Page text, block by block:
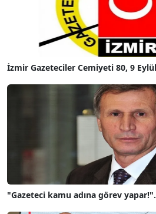
İzmir Gazeteciler Cemiyeti 80, 9 Eylül
"Gazeteci kamu adına görev